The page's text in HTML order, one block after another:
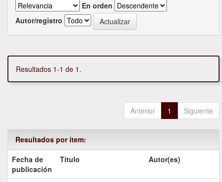
En orden
Autor/registro
Resultados 1-1 de 1.
Anterior 1 Siguiente
Resultados por ítem:
Fecha de
publicación
Título Autor(es)